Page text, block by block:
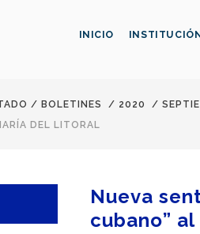
INICIO INSTITUCIÓN
/ BOLETINES / 2020 /
DEL LITORAL
Nueva
cubano”